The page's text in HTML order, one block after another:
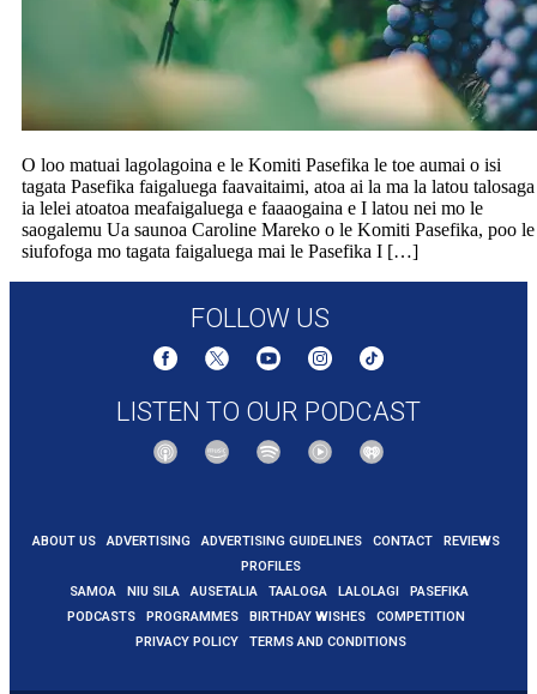
O loo matuai lagolagoina e le Komiti Pasefika le toe aumai o isi
tagata Pasefika faigaluega faavaitaimi, atoa ai la ma la latou talosaga
ia lelei atoatoa meafaigaluega e faaaogaina e I latou nei mo le
saogalemu Ua saunoa Caroline Mareko o le Komiti Pasefika, poo le
siufofoga mo tagata faigaluega mai le Pasefika I […]
FOLLOW US
LISTEN TO OUR PODCAST
ABOUT US ADVERTISING ADVERTISING GUIDELINES CONTACT
REVIEWS
PROFILES
SAMOA
NIU SILA AUSETALIA TAALOGA LALOLAGI
PASEFIKA
PODCASTS
PROGRAMMES BIRTHDAY WISHES
COMPETITION
PRIVACY POLICY
TERMS AND CONDITIONS